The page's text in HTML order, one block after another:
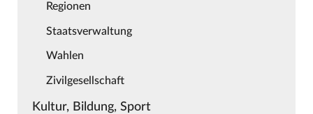
Regionen
Staatsverwaltung
Wahlen
Zivilgesellschaft
Kultur, Bildung, Sport